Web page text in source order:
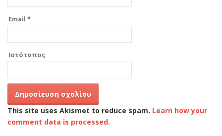
Email *
Ιστότοπος
This site uses Akismet to reduce spam. Learn how your
comment data is processed.